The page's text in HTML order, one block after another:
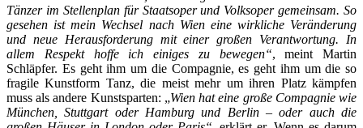
Tänzer im Stellenplan für Staatsoper und Volksoper gemeinsam. So
gesehen ist mein Wechsel nach Wien eine wirkliche Veränderung
und neue Herausforderung mit einer großen Verantwortung. In
allem Respekt hoffe ich einiges zu bewegen“, meint Martin
Schläpfer. Es geht ihm um die Compagnie, es geht ihm um die so
fragile Kunstform Tanz, die meist mehr um ihren Platz kämpfen
muss als andere Kunstsparten: „Wien hat eine große Compagnie wie
München, Stuttgart oder Hamburg und Berlin – oder auch die